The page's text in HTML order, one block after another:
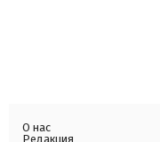
О нас
Редакция